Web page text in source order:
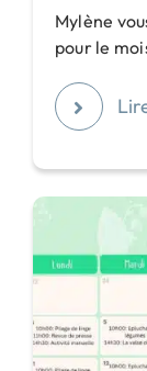
Mylène
pour le